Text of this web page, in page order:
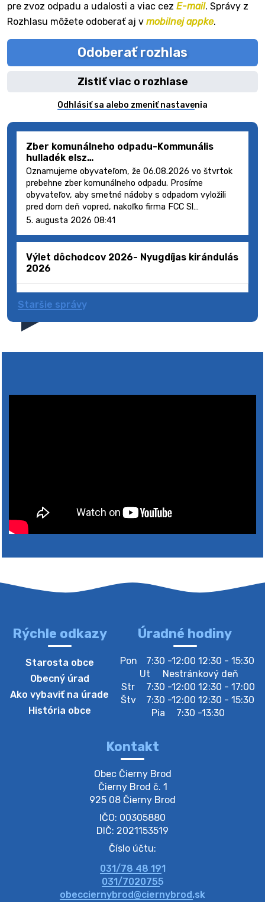
pre zvoz odpadu a udalosti a viac cez E-mail. Správy z
Rozhlasu môžete odoberať aj v mobilnej appke.
Odoberať rozhlas
Zistiť viac o rozhlase
Odhlásiť sa alebo zmeniť nastavenia
Zber komunálneho odpadu-Kommunális
hulladék elsz…
Oznamujeme obyvateľom, že 06.08.2026 vo štvrtok
prebehne zber komunálneho odpadu. Prosíme
obyvateľov, aby smetné nádoby s odpadom vyložili
pred dom deň vopred, nakoľko firma FCC Sl…
5. augusta 2026 08:41
Výlet dôchodcov 2026- Nyugdíjas kirándulás
2026
4. augusta 2026 10:05
Zberný dvor-Gyűjtőudvar
bude zberný dvor zatvorený. Értesítjük a lakosokat,
Zber separovaného odpadu plastu-
Oznamujeme obyvateľom, že v stredu 05. augusta
prebehne zber separovaného odpadu plastu. Prosíme
obyvateľov, aby vrecia s odpadom vyložili pred dom už
Oznámenie o plánovanom prerušení dodávky
Oznamujeme Vám, že v určitých dňoch bude v
niektorých častiach našej obce plánované prerušenie
distribúcie elektrickej energie. Podrobné informácie o
dátumoch, časoch a dotknutých …
4. augusta 2026 09:48
Zber BIO odpadu-BIO hulladék elszállítása
Obecný úrad v Čiernom Brode oznamuje obyvateľom,
Staršie správy
Rýchle odkazy
Starosta obce
Obecný úrad
Ako vybaviť na úrade
História obce
Úradné hodiny
Pon
7:30 -12:00 12:30 - 15:30
Ut
Nestránkový deň
Str
7:30 -12:00 12:30 - 17:00
Štv
7:30 -12:00 12:30 - 15:30
Pia
7:30 -13:30
Kontakt
Obec Čierny Brod
Čierny Brod č. 1
925 08 Čierny Brod
IČO: 00305880
DIČ: 2021153519
Číslo účtu:
031/78 48 191
031/7020755
obecciernybrod@ciernybrod.sk